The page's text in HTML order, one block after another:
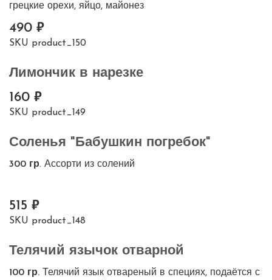
грецкие орехи, яйцо, майонез
490
SKU product_150
Лимончик в нарезке
160
SKU product_149
Соленья "Бабушкин погребок"
300 гр. Ассорти из солений
515
SKU product_148
Телячий язычок отварной
100 гр.
Телячий язык отвареный в специях, подаётся с